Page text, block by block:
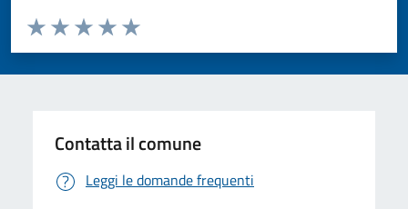
Valuta da 1 a 5 stelle la pagina
Valuta 5 stelle su 5
Valuta 4 stelle su 5
Valuta 3 stelle su 5
Valuta 2 stelle su 5
Valuta 1 stelle su 5
Contatta il comune
Leggi le domande frequenti